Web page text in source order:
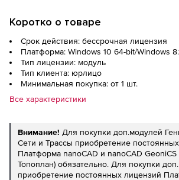
Коротко о товаре
Срок действия: бессрочная лицензия
Платформа: Windows 10 64-bit/Windows
Тип лицензии: модуль
Тип клиента: юрлицо
Минимальная покупка: от 1 шт.
Все характеристики
Внимание! Для покупки доп.модулей
Сети и Трассы приобретение
Платформа nanoCAD и nanoCAD
Топоплан) обязательно. Для покупки
приобретение постоянных лицензий